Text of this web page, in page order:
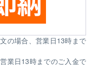
の場合、営業日13時まで
業日13時までのご入金で